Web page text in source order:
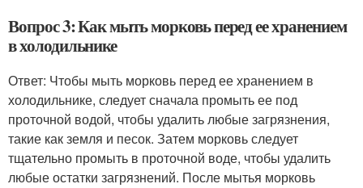
Вопрос 3: Как мыть морковь перед ее хранением
в холодильнике
Ответ: Чтобы мыть морковь перед ее хранением в
холодильнике, следует сначала промыть ее под
проточной водой, чтобы удалить любые загрязнения,
такие как земля и песок. Затем морковь следует
тщательно промыть в проточной воде, чтобы удалить
любые остатки загрязнений. После мытья морковь